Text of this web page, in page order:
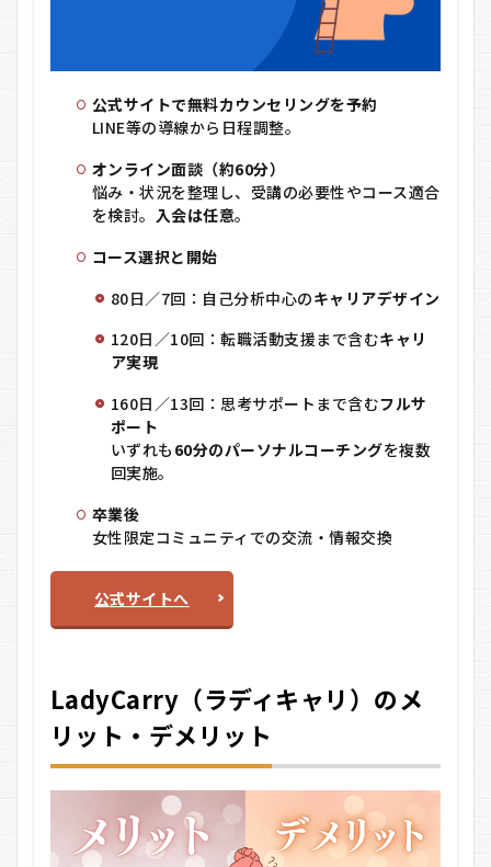
公式サイトで無料カウンセリングを予約
LINE等の導線から日程調整。
オンライン面談（約60分）
悩み・状況を整理し、受講の必要性やコース適合
を検討。 入会は任意。
コース選択と開始
80日／7回：自己分析中心のキャリアデザイン
120日／10回：転職活動支援まで含むキャリ
ア実現
160日／13回：思考サポートまで含むフルサ
ポート
いずれも 60分のパーソナルコーチングを複数
回実施。
卒業後
女性限定コミュニティでの交流・情報交換
公式サイトへ
LadyCarry（ラディキャリ）のメ
リット・デメリット